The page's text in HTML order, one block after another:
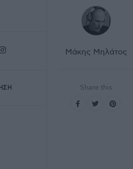
Μάκης Μηλάτος
Share this